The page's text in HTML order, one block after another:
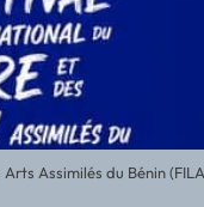
Assimilés du Bénin